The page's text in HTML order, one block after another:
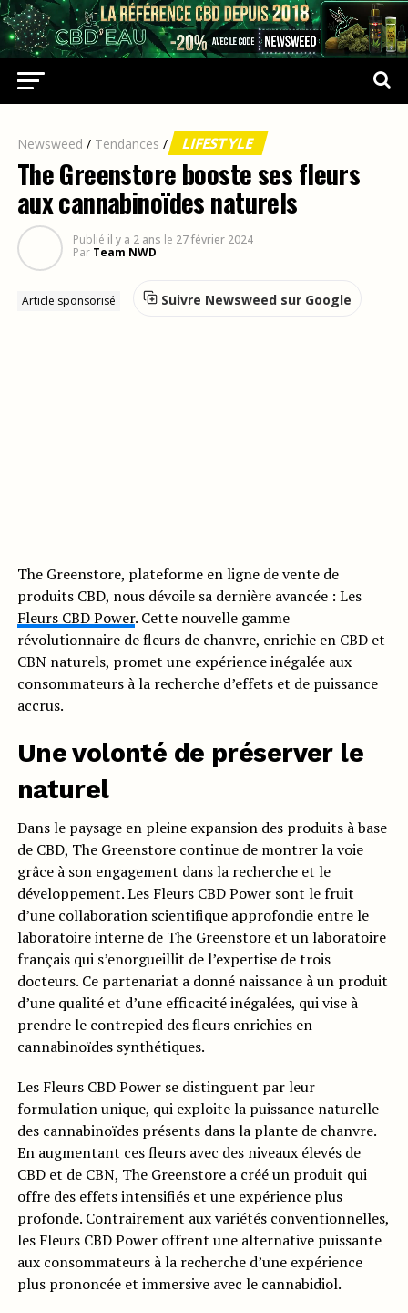
Newsweed / Tendances / LIFESTYLE
The Greenstore booste ses fleurs
aux cannabinoïdes naturels
Publié il y a 2 ans le 27 février 2024
Par Team NWD
Article sponsorisé Suivre Newsweed sur Google
The Greenstore, plateforme en ligne de vente de
produits CBD, nous dévoile sa dernière avancée : Les
Fleurs CBD Power. Cette nouvelle gamme
révolutionnaire de fleurs de chanvre, enrichie en CBD et
CBN naturels, promet une expérience inégalée aux
consommateurs à la recherche d’effets et de puissance
accrus.
Une volonté de préserver le
naturel
Dans le paysage en pleine expansion des produits à base
de CBD, The Greenstore continue de montrer la voie
grâce à son engagement dans la recherche et le
développement. Les Fleurs CBD Power sont le fruit
d’une collaboration scientifique approfondie entre le
laboratoire interne de The Greenstore et un laboratoire
français qui s’enorgueillit de l’expertise de trois
docteurs. Ce partenariat a donné naissance à un produit
d’une qualité et d’une efficacité inégalées, qui vise à
prendre le contrepied des fleurs enrichies en
cannabinoïdes synthétiques.
Les Fleurs CBD Power se distinguent par leur
formulation unique, qui exploite la puissance naturelle
des cannabinoïdes présents dans la plante de chanvre.
En augmentant ces fleurs avec des niveaux élevés de
CBD et de CBN, The Greenstore a créé un produit qui
offre des effets intensifiés et une expérience plus
profonde. Contrairement aux variétés conventionnelles,
les Fleurs CBD Power offrent une alternative puissante
aux consommateurs à la recherche d’une expérience
plus prononcée et immersive avec le cannabidiol.